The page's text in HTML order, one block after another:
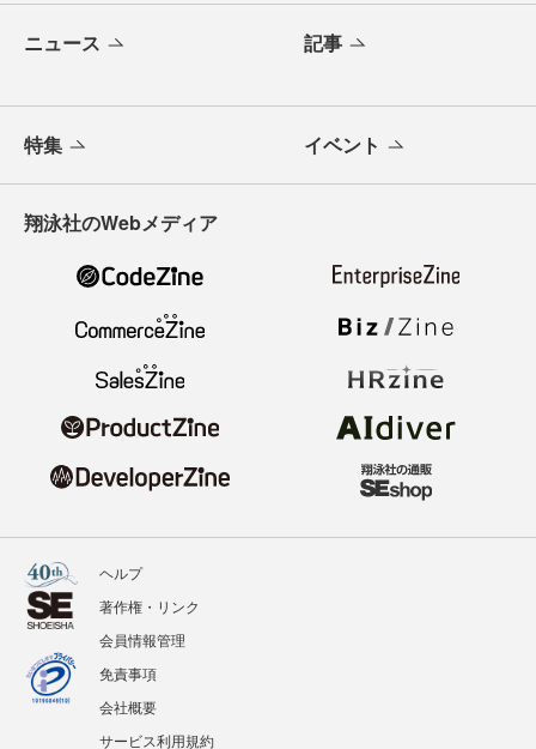
ニュース 記事
特集 イベント
翔泳社のWebメディア
ヘルプ
著作権・リンク
会員情報管理
免責事項
会社概要
サービス利用規約